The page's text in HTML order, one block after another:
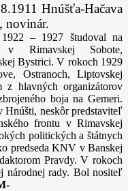
Hnúšťa-Hačava
novinár.
– 1927 študoval na
v Rimavskej Sobote,
Bystrici. V rokoch 1929
Ostranoch, Liptovskej
hlavných organizátorov
boja na Gemeri.
Hnúšti, neskôr predstaviteľ
frontu v Rimavskej
politických a štátnych
predseda KNV v Banskej
Pravdy. V rokoch
národnej rady. Bol nositeľ